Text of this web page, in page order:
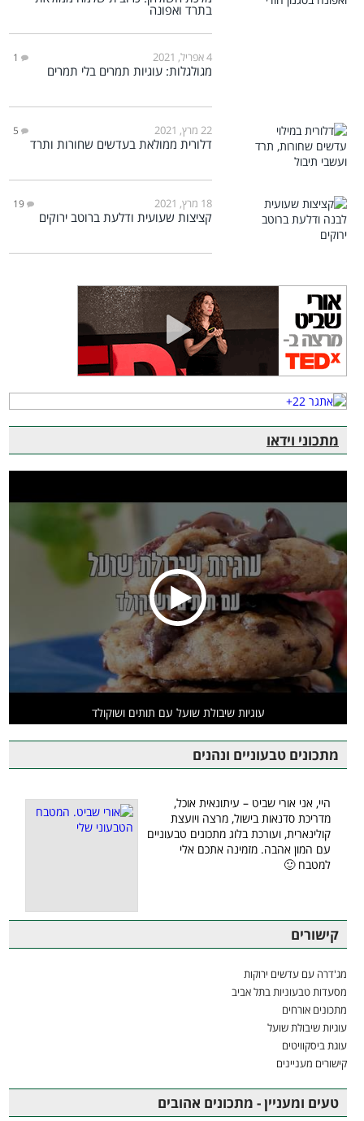
בתרד ואפונה
4 אפריל, 2021 1
מגולגלות: עוגיות תמרים בלי תמרים
22 מרץ, 2021 5
דלורית ממולאת בעדשים שחורות ותרד
18 מרץ, 2021 19
קציצות שעועית ודלעת ברוטב ירוקים
מתכוני וידאו
עוגיות שיבולת שועל עם תותים ושוקולד
מתכונים טבעוניים ונהנים
היי, אני אורי שביט – עיתונאית אוכל,
מדריכת סדנאות בישול, מרצה ויועצת
קולינארית, ועורכת בלוג מתכונים טבעוניים
עם המון אהבה. מזמינה אתכם אלי
למטבח 🙂
קישורים
מג'דרה עם עדשים ירוקות
מסעדות טבעוניות בתל אביב
מתכונים אורחים
עוגיות שיבולת שועל
עוגת ביסקוויטים
קישורים מעניינים
טעים ומעניין - מתכונים אהובים